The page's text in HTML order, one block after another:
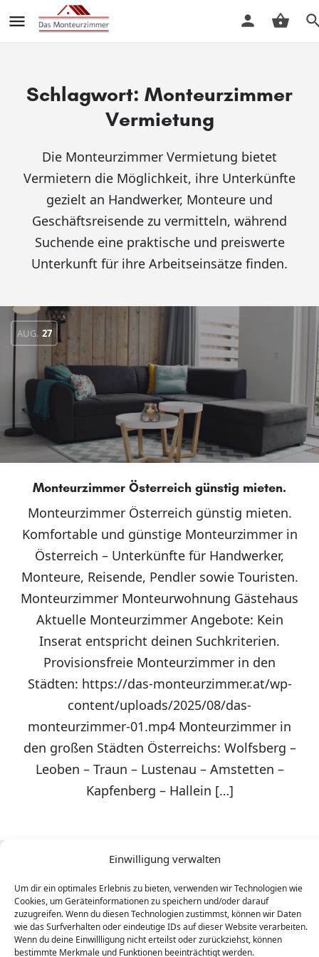
Einwilligung verwalten
Um dir ein optimales Erlebnis zu bieten, verwenden wir Technologien wie
Cookies, um Geräteinformationen zu speichern und/oder darauf
zuzugreifen. Wenn du diesen Technologien zustimmst, können wir Daten
wie das Surfverhalten oder eindeutige IDs auf dieser Website verarbeiten.
Wenn du deine Einwillligung nicht erteilst oder zurückziehst, können
bestimmte Merkmale und Funktionen beeinträchtigt werden.
Schlagwort: Monteurzimmer
Vermietung
Die Monteurzimmer Vermietung bietet
Vermietern die Möglichkeit, ihre Unterkünfte
gezielt an Handwerker, Monteure und
Geschäftsreisende zu vermitteln, während
Suchende eine praktische und preiswerte
Unterkunft für ihre Arbeitseinsätze finden.
AUG. 27
Monteurzimmer Österreich günstig mieten.
Monteurzimmer Österreich günstig mieten.
Komfortable und günstige Monteurzimmer in
Österreich – Unterkünfte für Handwerker,
Monteure, Reisende, Pendler sowie Touristen.
Monteurzimmer Monteurwohnung Gästehaus
Aktuelle Monteurzimmer Angebote: Kein
Inserat entspricht deinen Suchkriterien.
Provisionsfreie Monteurzimmer in den
Städten: https://das-monteurzimmer.at/wp-
content/uploads/2025/08/das-
monteurzimmer-01.mp4 Monteurzimmer in
den großen Städten Österreichs: Wolfsberg –
Leoben – Traun – Lustenau – Amstetten –
Kapfenberg – Hallein […]